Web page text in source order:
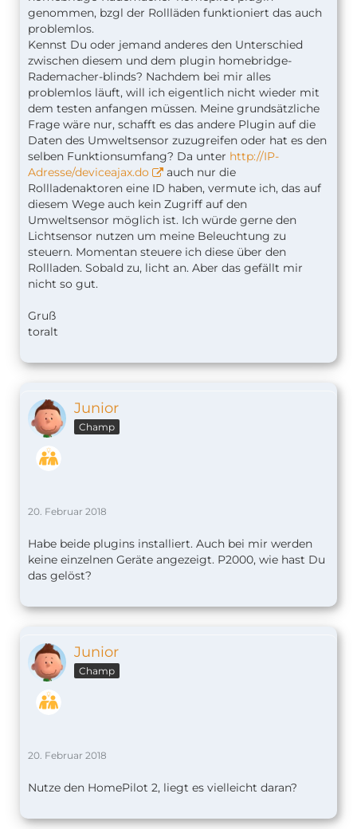
genommen, bzgl der Rollläden funktioniert das auch
problemlos.
Kennst Du oder jemand anderes den Unterschied
zwischen diesem und dem plugin homebridge-
Rademacher-blinds? Nachdem bei mir alles
problemlos läuft, will ich eigentlich nicht wieder mit
dem testen anfangen müssen. Meine grundsätzliche
Frage wäre nur, schafft es das andere Plugin auf die
Daten des Umweltsensor zuzugreifen oder hat es den
selben Funktionsumfang? Da unter http://IP-
Adresse/deviceajax.do
auch nur die
Rollladenaktoren eine ID haben, vermute ich, das auf
diesem Wege auch kein Zugriff auf den
Umweltsensor möglich ist. Ich würde gerne den
Lichtsensor nutzen um meine Beleuchtung zu
steuern. Momentan steuere ich diese über den
Rollladen. Sobald zu, licht an. Aber das gefällt mir
nicht so gut.
Gruß
toralt
Junior
Champ
20. Februar 2018
Habe beide plugins installiert. Auch bei mir werden
keine einzelnen Geräte angezeigt. P2000, wie hast Du
das gelöst?
Junior
Champ
20. Februar 2018
Nutze den HomePilot 2, liegt es vielleicht daran?